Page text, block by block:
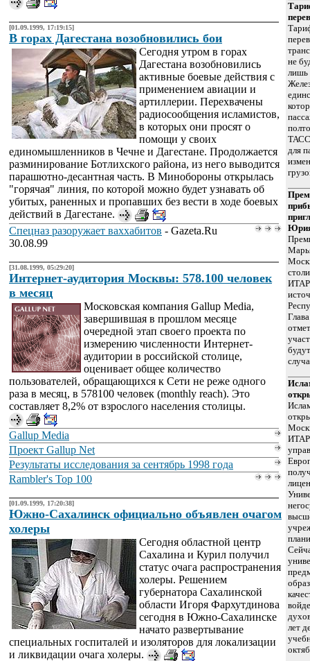
[01.09.1999, 17:19:15]
В горах Дагестана возобновились бои
Сегодня утром в горах
Дагестана возобновились
активные боевые действия с
применением авиации и
артиллерии. Перехвачены
радиосообщения исламистов,
в которых они просят о
помощи у своих
единомышленников в Чечне и Дагестане. Продолжается
разминирование Ботлихского района, из него выводится
парашютно-десантная часть. В Минобороны открылась
"горячая" линия, по которой можно будет узнавать об
убитых, раненных и пропавших без вести в ходе боевых
действий в Дагестане.
Спецназ разоружает ваххабитов - Gazeta.Ru
30.08.99
[31.08.1999, 05:29:20]
Интернет-аудитория Москвы: 578.100 человек
в месяц
Московская компания Gallup Media,
завершившая в прошлом месяце
очередной этап своего проекта по
измерению численности Интернет-
аудитории в российской столице,
оценивает общее количество
пользователей, обращающихся к Сети не реже одного
раза в месяц, в 578100 человек (monthly reach). Это
составляет 8,2% от взрослого населения столицы.
Gallup Media
Проект Gallup Net
Результаты исследования за сентябрь 1998 года
Rambler's Top 100
[01.09.1999, 17:20:38]
Южно-Сахалинск официально объявлен очагом
холеры
Сегодня областной центр
Сахалина и Курил получил
статус очага распространения
холеры. Решением
губернатора Сахалинской
области Игоря Фархутдинова
сегодня в Южно-Сахалинске
начато развертывание
специальных госпиталей и изоляторов для локализации
и ликвидации очага холеры.
не
лишь
для
лет